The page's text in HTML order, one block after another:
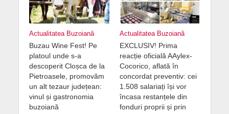
Actualitatea Buzoiană
Buzau Wine Fest! Pe
platoul unde s-a
descoperit Cloșca de la
Pietroasele, promovăm
un alt tezaur județean:
vinul și gastronomia
buzoiană
Actualitatea Buzoiană
EXCLUSIV! Prima
reacție oficială AAylex-
Cocorico, aflată în
concordat preventiv: cei
1.508 salariați își vor
încasa restanțele din
fonduri proprii și prin